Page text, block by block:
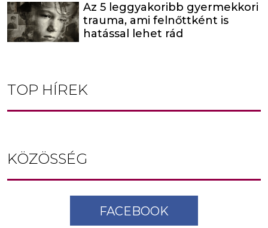
Az 5 leggyakoribb gyermekkori
trauma, ami felnőttként is
hatással lehet rád
TOP HÍREK
KÖZÖSSÉG
FACEBOOK